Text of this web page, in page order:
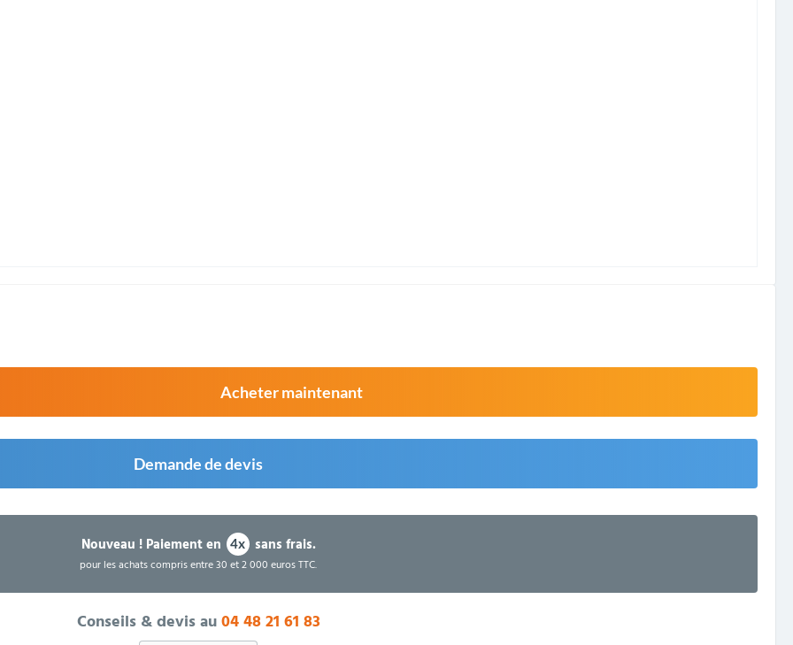
Acheter maintenant
Demande de devis
Nouveau !Paiement en 4x sans frais.
pour les achats compris entre 30 et 2 000 euros TTC.
Conseils & devis au04 48 21 61 83